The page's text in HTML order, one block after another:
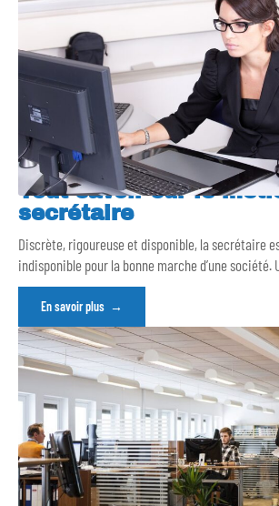
Tout savoir sur le
secrétaire
Discrète, rigoureuse et disponible, la secrétaire
indisponible pour la bonne marche d’une société.
En savoir plus